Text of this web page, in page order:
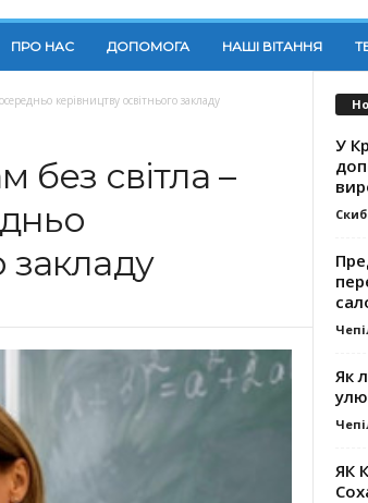
ПРО НАС ДОПОМОГА НАШІ ВІТАННЯ
керівництву освітнього закладу
без світла –
закладу
У
Як
ЯК